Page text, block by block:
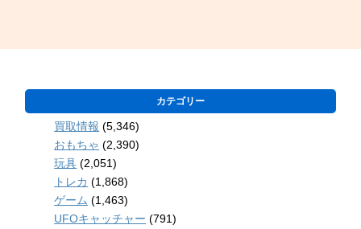
カテゴリー
買取情報 (5,346)
おもちゃ (2,390)
玩具 (2,051)
トレカ (1,868)
ゲーム (1,463)
UFOキャッチャー (791)